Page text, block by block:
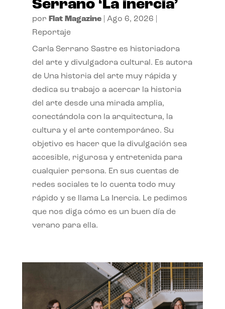
Serrano ‘La inercia’
por Flat Magazine| Ago 6, 2026
Reportaje
Carla Serrano Sastre es historiadora
del arte y divulgadora cultural. Es autora
de Una historia del arte muy rápida y
dedica su trabajo a acercar la historia
del arte desde una mirada amplia,
conectándola con la arquitectura, la
cultura y el arte contemporáneo. Su
objetivo es hacer que la divulgación sea
accesible, rigurosa y entretenida para
cualquier persona. En sus cuentas de
redes sociales te lo cuenta todo muy
rápido y se llama La Inercia. Le pedimos
que nos diga cómo es un buen día de
verano para ella.